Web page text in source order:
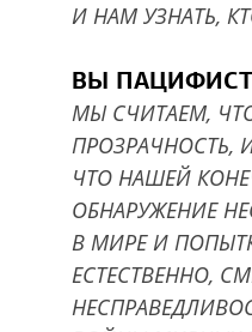
И НАМ УЗНАТЬ,
ВЫ
МЫ СЧИТАЕМ,
ПРОЗРАЧНОСТЬ,
ЧТО НАШЕЙ
ОБНАРУЖЕНИЕ
В МИРЕ И
ЕСТЕСТВЕННО,